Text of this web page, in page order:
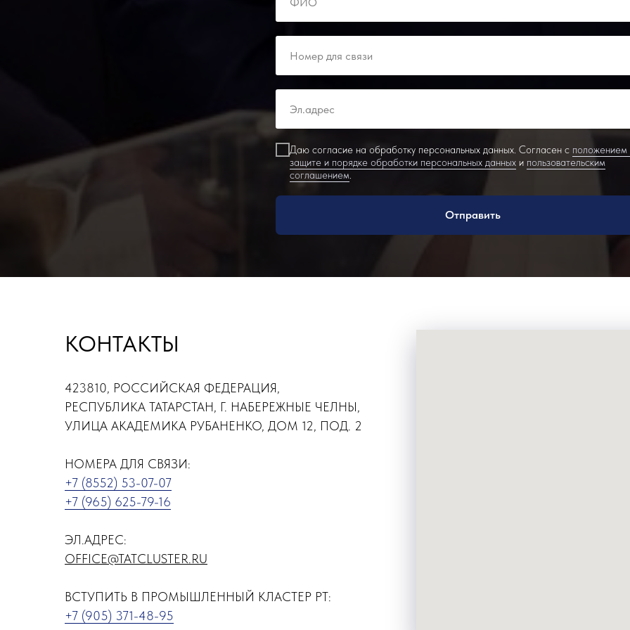
Даю согласие на обработку персональных данных. Согласен с положением
защите и порядке обработки персональных данных и пользовательским
соглашением.
Отправить
КОНТАКТЫ
423810, РОССИЙСКАЯ ФЕДЕРАЦИЯ,
РЕСПУБЛИКА ТАТАРСТАН, Г. НАБЕРЕЖНЫЕ ЧЕЛНЫ,
УЛИЦА АКАДЕМИКА РУБАНЕНКО, ДОМ 12, ПОД. 2
НОМЕРА ДЛЯ СВЯЗИ:
+7 (8552) 53-07-07
+7 (965) 625-79-16
ЭЛ.АДРЕС:
OFFICE@TATCLUSTER.RU
ВСТУПИТЬ В ПРОМЫШЛЕННЫЙ КЛАСТЕР РТ:
+7 (905) 371-48-95